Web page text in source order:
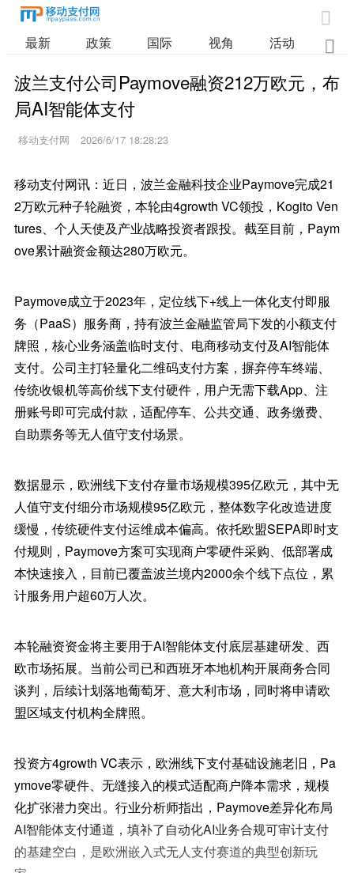

最新 政策 国际 视角 活动 业

波兰支付公司Paymove融资212万欧元，布
局AI智能体支付
移动支付网 2026/6/17 18:28:23
移动支付网讯：近日，波兰金融科技企业Paymove完成21
2万欧元种子轮融资，本轮由4growth VC领投，Kogito Ven
tures、个人天使及产业战略投资者跟投。截至目前，Paym
ove累计融资金额达280万欧元。
Paymove成立于2023年，定位线下+线上一体化支付即服
务（PaaS）服务商，持有波兰金融监管局下发的小额支付
牌照，核心业务涵盖临时支付、电商移动支付及AI智能体
支付。公司主打轻量化二维码支付方案，摒弃停车终端、
传统收银机等高价线下支付硬件，用户无需下载App、注
册账号即可完成付款，适配停车、公共交通、政务缴费、
自助票务等无人值守支付场景。
数据显示，欧洲线下支付存量市场规模395亿欧元，其中无
人值守支付细分市场规模95亿欧元，整体数字化改造进度
缓慢，传统硬件支付运维成本偏高。依托欧盟SEPA即时支
付规则，Paymove方案可实现商户零硬件采购、低部署成
本快速接入，目前已覆盖波兰境内2000余个线下点位，累
计服务用户超60万人次。
本轮融资资金将主要用于AI智能体支付底层基建研发、西
欧市场拓展。当前公司已和西班牙本地机构开展商务合同
谈判，后续计划落地葡萄牙、意大利市场，同时将申请欧
盟区域支付机构全牌照。
投资方4growth VC表示，欧洲线下支付基础设施老旧，Pa
ymove零硬件、无缝接入的模式适配商户降本需求，规模
化扩张潜力突出。行业分析师指出，Paymove差异化布局
AI智能体支付通道，填补了自动化AI业务合规可审计支付
的基建空白，是欧洲嵌入式无人支付赛道的典型创新玩